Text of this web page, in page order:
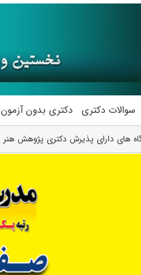
سوالات دکتری دکتری بدون آزمون
های دارای پذیرش دکتری ﭘﮋوﻫﺶ ﻫﻨﺮ